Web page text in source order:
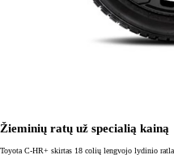
Žieminių ratų už specialią kainą
Toyota C-HR+ skirtas 18 colių lengvojo lydinio